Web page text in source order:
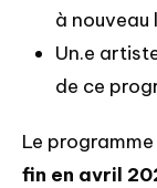
à
Un.e
de ce
Le programme
fin en avril